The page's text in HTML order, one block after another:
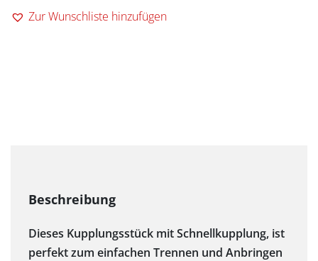
Coupling
Zur Wunschliste hinzufügen
Dieses Kupplungsstück mit Schnellkupplung, ist
perfekt zum einfachen Trennen und Anbringen